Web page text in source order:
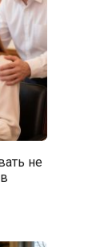
не